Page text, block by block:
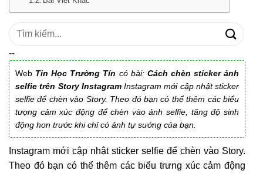
Tìm
--
Web Tin Học Trường Tín có bài: Cách chèn sticker ảnh
selfie trên Story InstagramInstagram mới cập nhật sticker
selfie để chèn vào Story. Theo đó bạn có thể thêm các biểu
tượng cảm xúc động để chèn vào ảnh selfie, tăng độ sinh
động hơn trước khi chỉ có ảnh tự sướng của bạn.
Instagram mới cập nhật sticker selfie để chèn vào Story.
Theo đó bạn có thể thêm các biểu trưng xúc cảm động